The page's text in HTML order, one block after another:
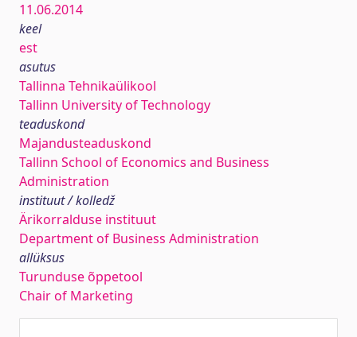
11.06.2014
keel
est
asutus
Tallinna Tehnikaülikool
Tallinn University of Technology
teaduskond
Majandusteaduskond
Tallinn School of Economics and Business
Administration
instituut / kolledž
Ärikorralduse instituut
Department of Business Administration
allüksus
Turunduse õppetool
Chair of Marketing